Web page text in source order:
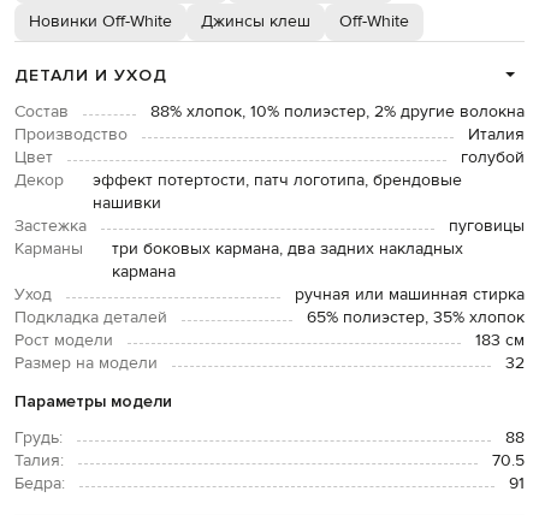
Новинки Off-White
Джинсы клеш Off-White
ДЕТАЛИ И УХОД
Состав
88% хлопок, 10% полиэстер, 2% другие волокна
Производство
Италия
Цвет
голубой
Декор
эффект потертости, патч логотипа, брендовые
нашивки
Застежка
пуговицы
Карманы
три боковых кармана, два задних накладных
кармана
Уход
ручная или машинная стирка
Подкладка деталей
65% полиэстер, 35% хлопок
Рост модели
183 см
Размер на модели
32
Параметры модели
Грудь:
88
Талия:
70.5
Бедра:
91